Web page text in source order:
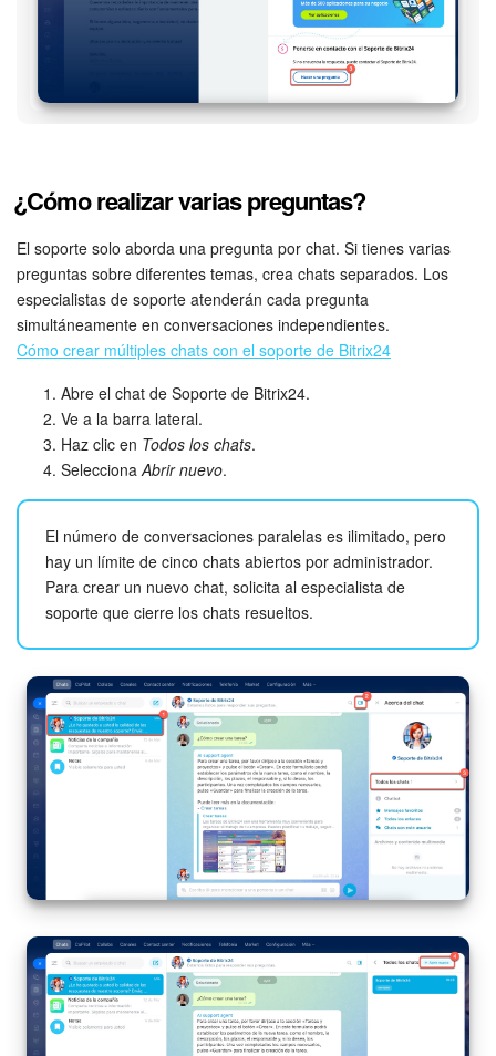
Preguntas generales
Actualización de los artículos (archivo)
INICIAR SESIÓN
¿Cómo realizar varias preguntas?
El soporte solo aborda una pregunta por chat. Si tienes varias
preguntas sobre diferentes temas, crea chats separados. Los
especialistas de soporte atenderán cada pregunta
simultáneamente en conversaciones independientes.
Cómo crear múltiples chats con el soporte de Bitrix24
Abre el chat de Soporte de Bitrix24.
Ve a la barra lateral.
Haz clic en Todos los chats.
Selecciona Abrir nuevo.
El número de conversaciones paralelas es ilimitado, pero
hay un límite de cinco chats abiertos por administrador.
Para crear un nuevo chat, solicita al especialista de
soporte que cierre los chats resueltos.